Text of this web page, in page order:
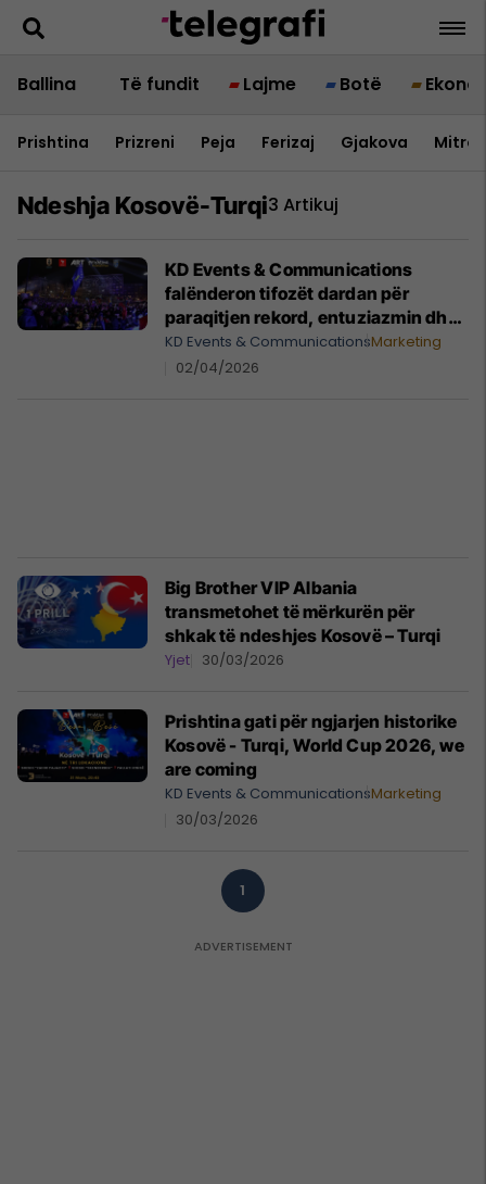
Ballina Të fundit Lajme Botë
Prishtina Prizreni Peja Ferizaj Gjakova
Ndeshja Kosovë-Turqi3 Artikuj
KD Events & Communications
falënderon tifozët dardan për
paraqitjen rekord, entuziazmin dhe
kulturën e lartë sportive
KD Events & CommunicationsMarketing
02/04/2026
Big Brother VIP Albania
transmetohet të mërkurën për
shkak të ndeshjes Kosovë – Turqi
Yjet 30/03/2026
Prishtina gati për ngjarjen historike
Kosovë - Turqi, World Cup 2026, we
are coming
KD Events & CommunicationsMarketing
30/03/2026
1